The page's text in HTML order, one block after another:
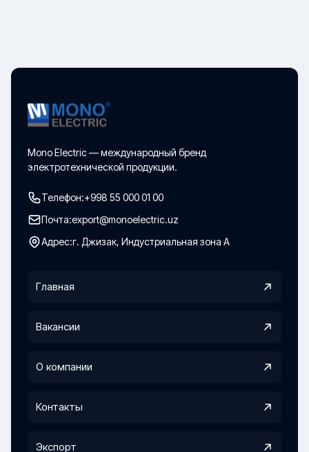
Mono Electric — международный бренд
электротехнической продукции.
Телефон:+998 55 000 01 00
Почта:export@monoelectric.uz
Адрес:г. Джизак, Индустриальная зона А
Главная
Вакансии
О компании
Контакты
Экспорт